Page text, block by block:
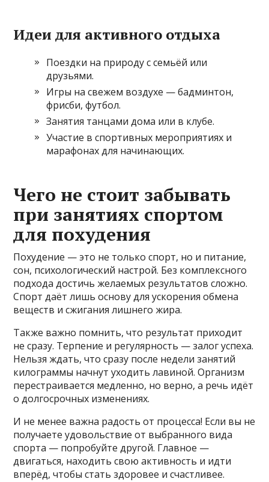
Идеи для активного отдыха
Поездки на природу с семьёй или
друзьями.
Игры на свежем воздухе — бадминтон,
фрисби, футбол.
Занятия танцами дома или в клубе.
Участие в спортивных мероприятиях и
марафонах для начинающих.
Чего не стоит забывать
при занятиях спортом
для похудения
Похудение — это не только спорт, но и питание,
сон, психологический настрой. Без комплексного
подхода достичь желаемых результатов сложно.
Спорт даёт лишь основу для ускорения обмена
веществ и сжигания лишнего жира.
Также важно помнить, что результат приходит
не сразу. Терпение и регулярность — залог успеха.
Нельзя ждать, что сразу после недели занятий
килограммы начнут уходить лавиной. Организм
перестраивается медленно, но верно, а речь идёт
о долгосрочных изменениях.
И не менее важна радость от процесса! Если вы не
получаете удовольствие от выбранного вида
спорта — попробуйте другой. Главное —
двигаться, находить свою активность и идти
вперёд, чтобы стать здоровее и счастливее.